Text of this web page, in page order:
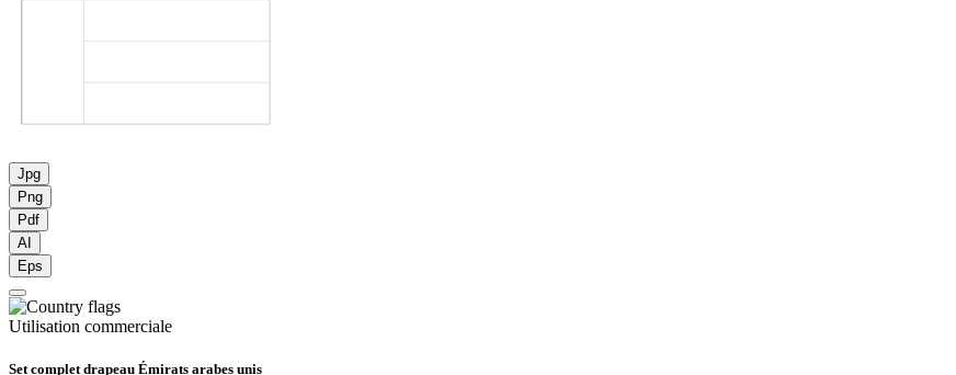
Jpg
Png
Pdf
AI
Eps
Utilisation commerciale
Set complet drapeau Émirats arabes unis